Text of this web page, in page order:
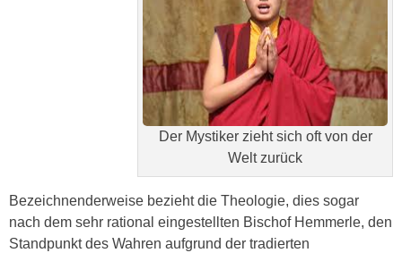
Der Mystiker zieht sich oft von der
Welt zurück
Bezeichnenderweise bezieht die Theologie, dies sogar
nach dem sehr rational eingestellten Bischof Hemmerle, den
Standpunkt des Wahren aufgrund der tradierten